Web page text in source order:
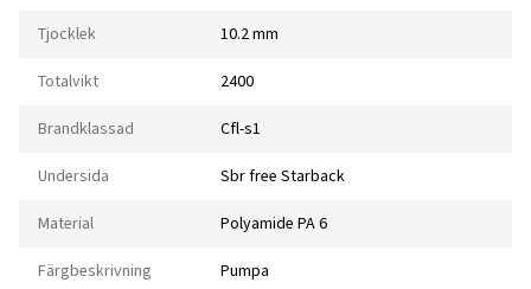
Tjocklek 10.2 mm
Totalvikt 2400
Brandklassad Cfl-s1
Undersida Sbr free Starback
Material Polyamide PA 6
Färgbeskrivning Pumpa